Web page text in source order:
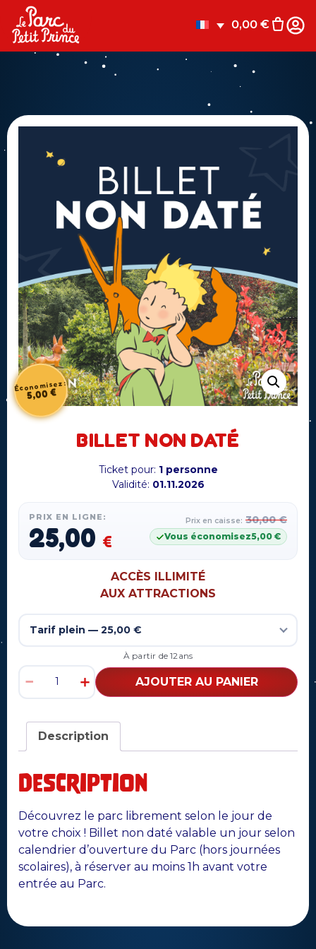
0,00 €
BILLET NON DATÉ
Ticket pour: 1 personne
Validité: 01.11.2026
Économisez:
5,00€
Prix en caisse: 30,00€
Vous économisez5,00 €
PRIX EN LIGNE:
25,00 €
ACCÈS ILLIMITÉ
AUX ATTRACTIONS
À partir de 12ans
− ＋ AJOUTER AU PANIER
Description
Description
Découvrez le parc librement selon le jour de
votre choix ! Billet non daté valable un jour selon
calendrier d’ouverture du Parc (hors journées
scolaires), à réserver au moins 1h avant votre
entrée au Parc.